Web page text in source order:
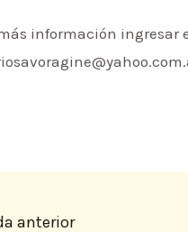
información ingresar
anterior